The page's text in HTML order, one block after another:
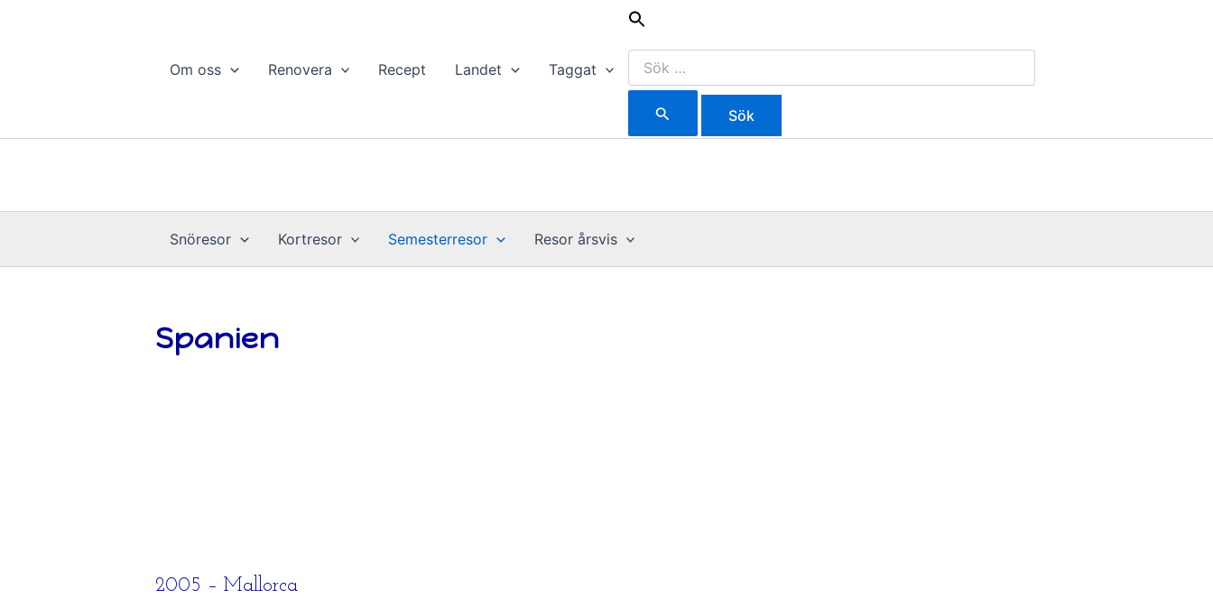
Om oss Renovera Recept Landet Taggat
Sök
efter:
Snöresor Kortresor Semesterresor Resor årsvis
Spanien
2005 – Mallorca